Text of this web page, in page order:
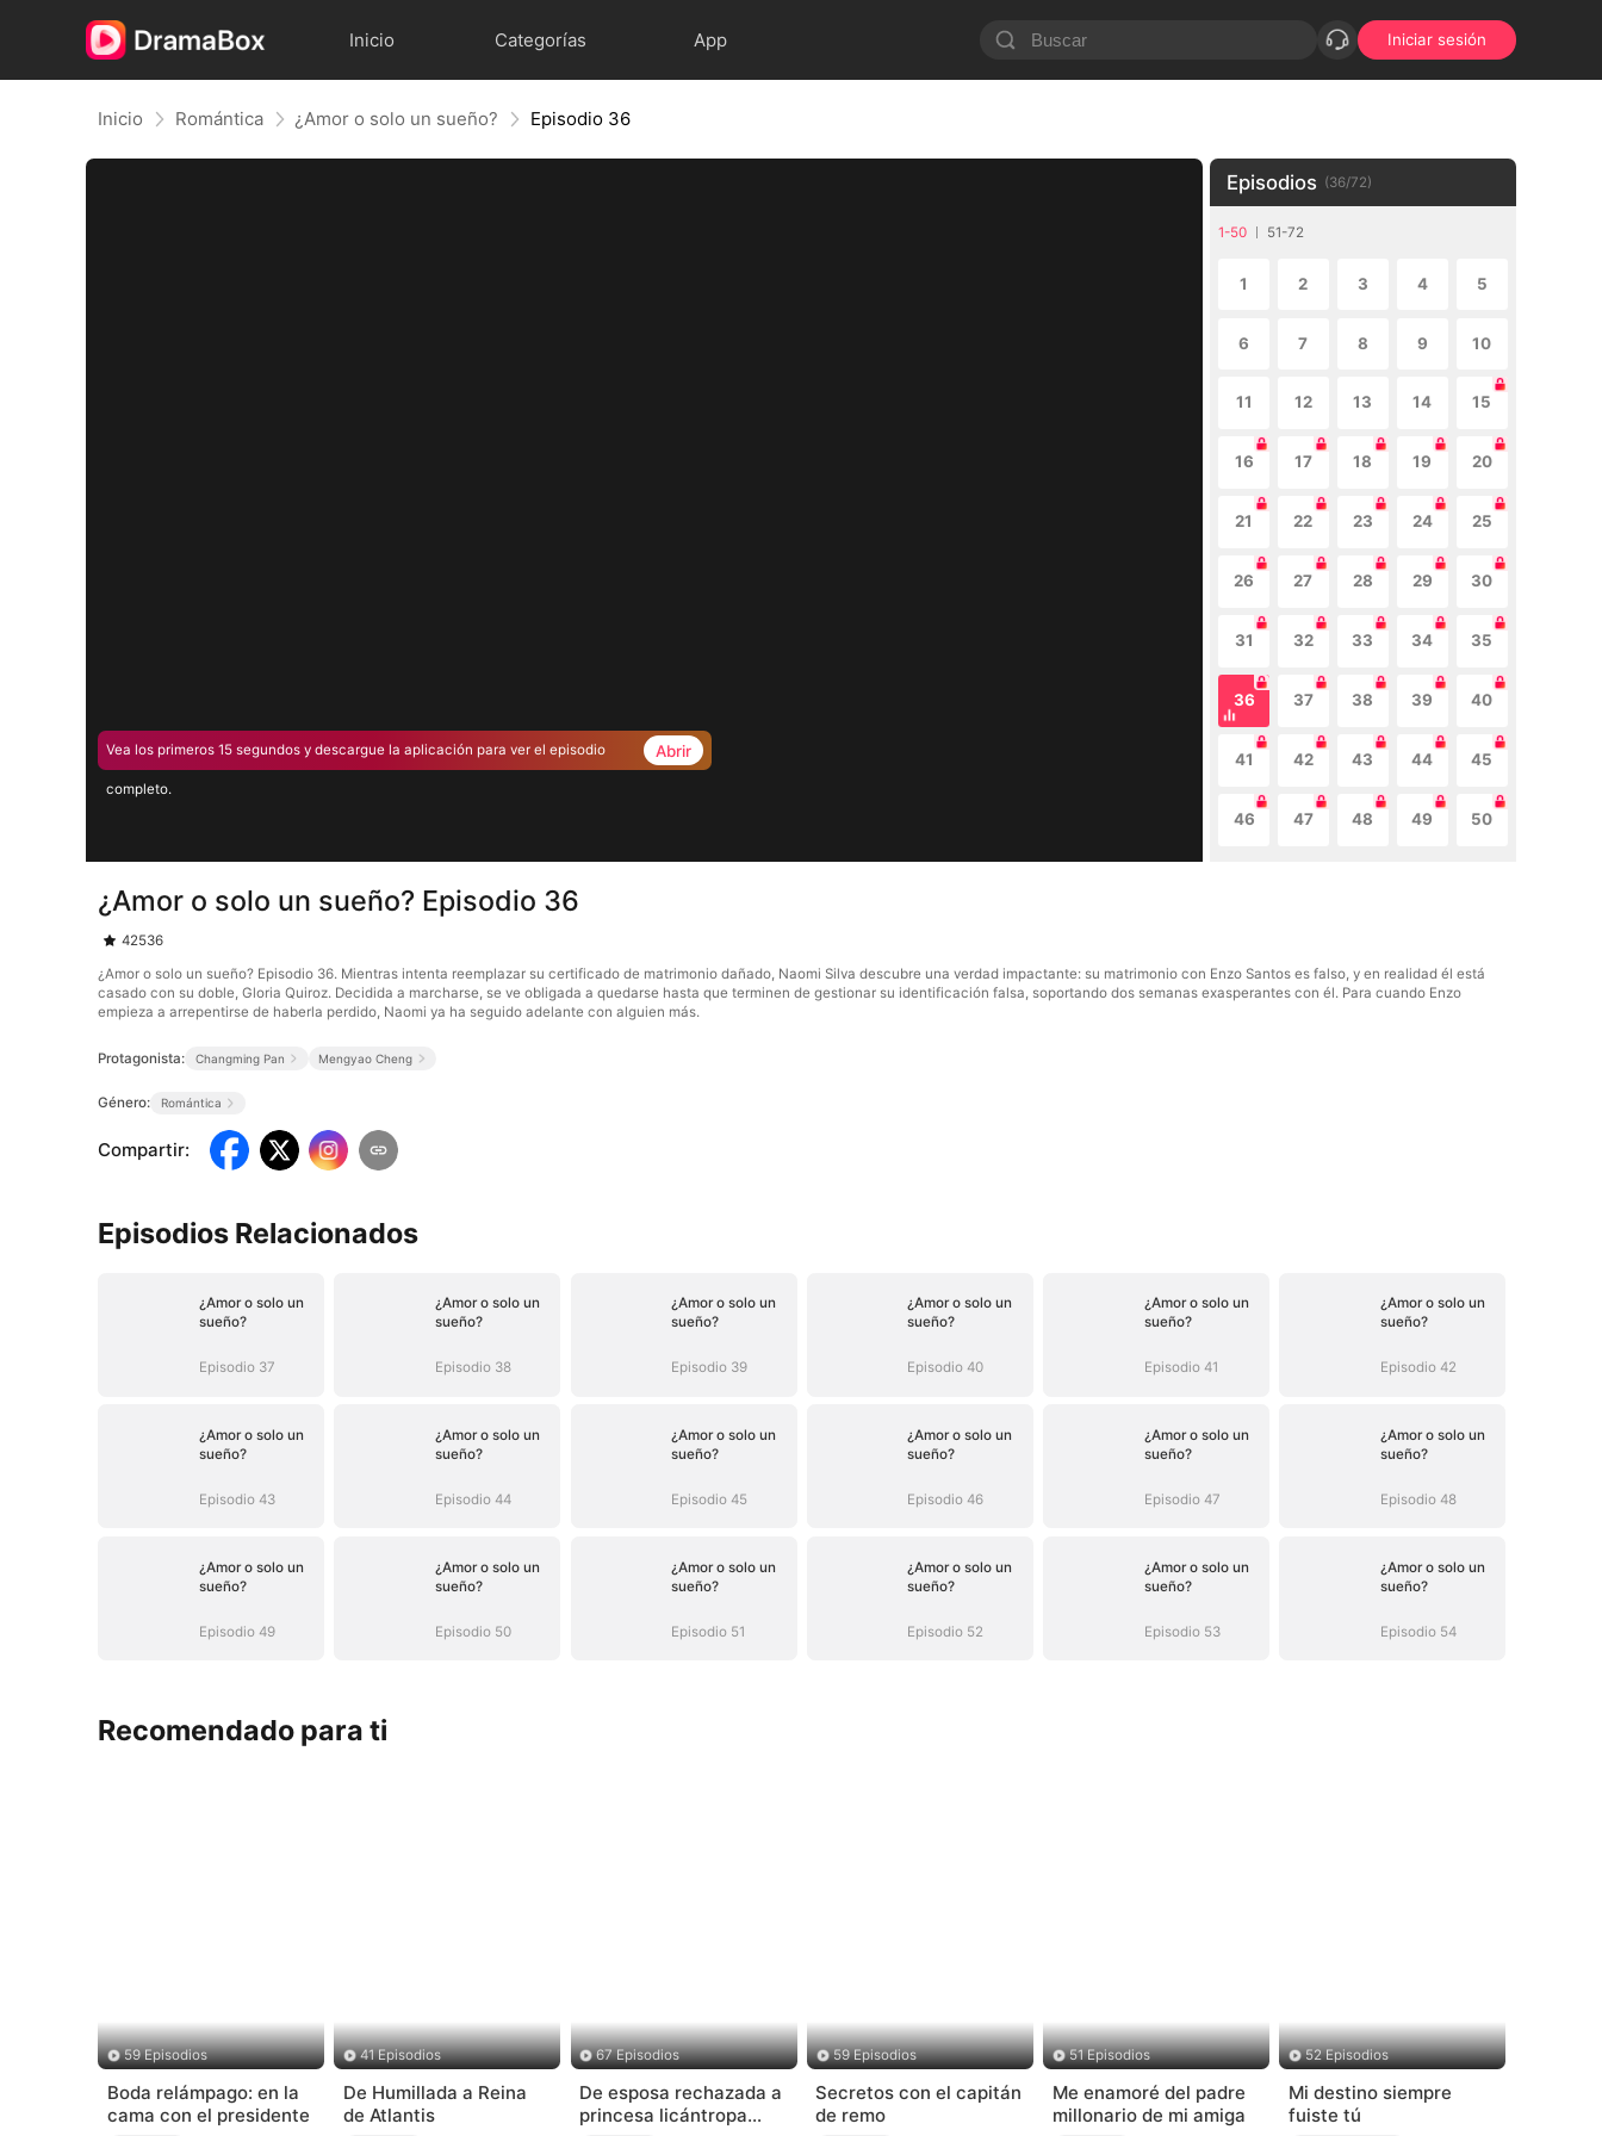
Inicio Categorías App Iniciar sesión
Inicio Romántica ¿Amor o solo un sueño? Episodio 36
Vea los primeros 15 segundos y descargue la aplicación para ver el episodio
completo.
Abrir
Episodios (36/72)
1-50 51-72
1 2 3 4 5
6 7 8 9 10
11 12 13 14 15
16 17 18 19 20
21 22 23 24 25
26 27 28 29 30
31 32 33 34 35
36 37 38 39 40
41 42 43 44 45
46 47 48 49 50
¿Amor o solo un sueño? Episodio 36
42536
¿Amor o solo un sueño? Episodio 36. Mientras intenta reemplazar su certificado de matrimonio dañado, Naomi Silva descubre una verdad impactante: su matrimonio con Enzo Santos es falso, y en realidad él está
casado con su doble, Gloria Quiroz. Decidida a marcharse, se ve obligada a quedarse hasta que terminen de gestionar su identificación falsa, soportando dos semanas exasperantes con él. Para cuando Enzo
empieza a arrepentirse de haberla perdido, Naomi ya ha seguido adelante con alguien más.
Protagonista: Changming Pan Mengyao Cheng
Género: Romántica
Compartir:
Episodios Relacionados
¿Amor o solo un
sueño?
Episodio 37
¿Amor o solo un
sueño?
Episodio 38
¿Amor o solo un
sueño?
Episodio 39
¿Amor o solo un
sueño?
Episodio 40
¿Amor o solo un
sueño?
Episodio 41
¿Amor o solo un
sueño?
Episodio 42
¿Amor o solo un
sueño?
Episodio 43
¿Amor o solo un
sueño?
Episodio 44
¿Amor o solo un
sueño?
Episodio 45
¿Amor o solo un
sueño?
Episodio 46
¿Amor o solo un
sueño?
Episodio 47
¿Amor o solo un
sueño?
Episodio 48
¿Amor o solo un
sueño?
Episodio 49
¿Amor o solo un
sueño?
Episodio 50
¿Amor o solo un
sueño?
Episodio 51
¿Amor o solo un
sueño?
Episodio 52
¿Amor o solo un
sueño?
Episodio 53
¿Amor o solo un
sueño?
Episodio 54
Recomendado para ti
59 Episodios
Boda relámpago: en la
cama con el presidente
41 Episodios
De Humillada a Reina
de Atlantis
67 Episodios
De esposa rechazada a
princesa licántropa
59 Episodios
Secretos con el capitán
de remo
51 Episodios
Me enamoré del padre
millonario de mi amiga
52 Episodios
Mi destino siempre
fuiste tú